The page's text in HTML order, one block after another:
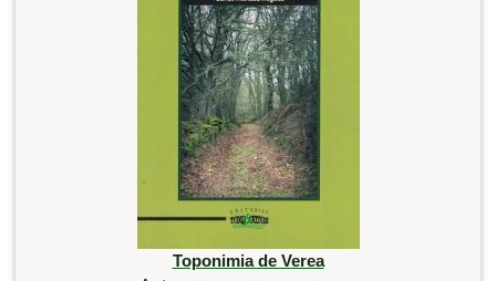
Toponimia de Verea